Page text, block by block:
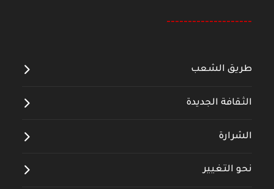
--------------------
طريق الشعب
الثقافة الجديدة
الشرارة
نحو التغيير